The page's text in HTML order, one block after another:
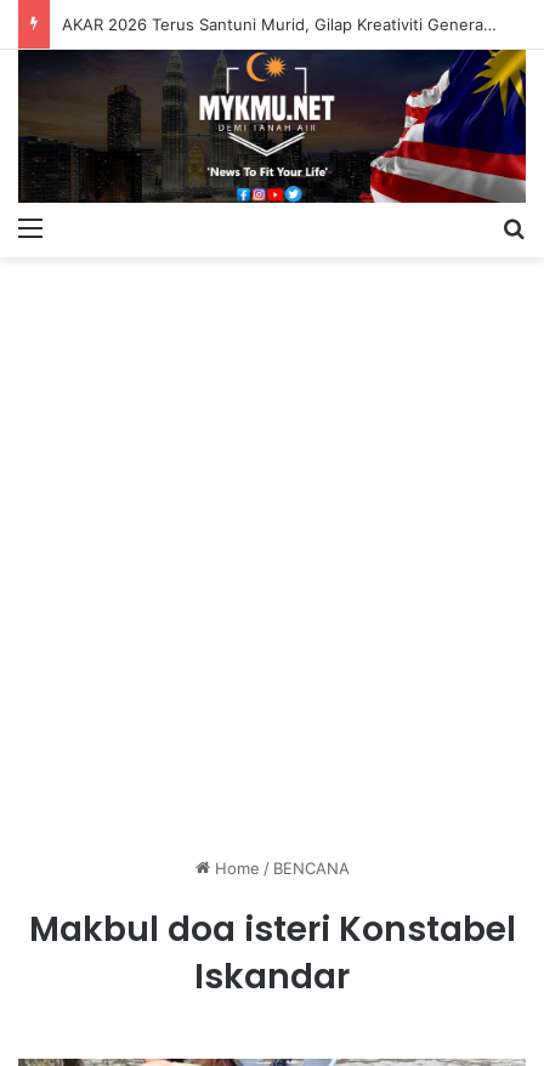
AKAR 2026 Terus Santuni Murid, Gilap Kreativiti Generasi Muda
Home / BENCANA
Makbul doa isteri Konstabel
Iskandar